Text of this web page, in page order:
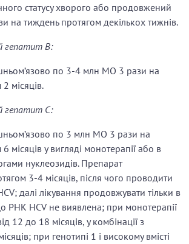
статусу хворого або продовжений
на тиждень протягом декількох тижнів.
гепатит В:
по 3-4 млн МО 3 рази на
місяців.
гепатит С:
по 3 млн МО 3 рази на
місяців у вигляді монотерапії або в
нуклеозидів. Препарат
3-4 місяців, після чого проводити
далі лікування продовжувати тільки в
РНК HCV не виявлена; при монотерапії
12 до 18 місяців, у комбінації з
при генотипі 1 і високому вмісті